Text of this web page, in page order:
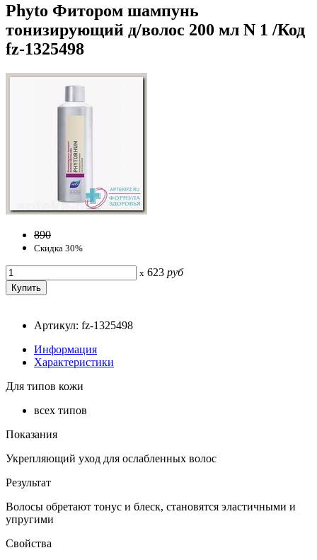
Phyto Фитором шампунь
тонизирующий д/волос 200 мл N 1 /Код
fz-1325498
890
Скидка 30%
x 623 руб
Артикул: fz-1325498
Информация
Характеристики
Для типов кожи
всех типов
Показания
Укрепляющий уход для ослабленных волос
Результат
Волосы обретают тонус и блеск, становятся эластичными и
упругими
Свойства